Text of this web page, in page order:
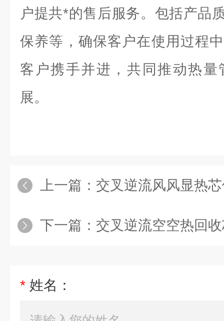
户提共*的售后服务。包括产品
保养等，确保客户在使用过程
客户携手并进，共同推动热
展。
上一篇： 交叉逆流风风显热
下一篇： 交叉逆流空空热回
* 姓名：